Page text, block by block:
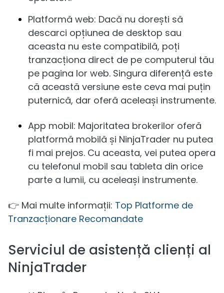
Platformă web: Dacă nu dorești să
descarci opțiunea de desktop sau
aceasta nu este compatibilă, poți
tranzacționa direct de pe computerul tău
pe pagina lor web. Singura diferență este
că această versiune este ceva mai puțin
puternică, dar oferă aceleași instrumente.
App mobil: Majoritatea brokerilor oferă
platformă mobilă și NinjaTrader nu putea
fi mai prejos. Cu aceasta, vei putea opera
cu telefonul mobil sau tableta din orice
parte a lumii, cu aceleași instrumente.
👉 Mai multe informații: Top Platforme de
Tranzacționare Recomandate
Serviciul de asistență clienți al
NinjaTrader